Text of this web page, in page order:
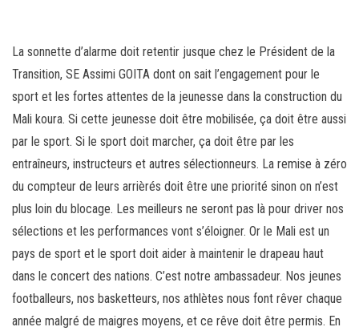
La sonnette d’alarme doit retentir jusque chez le Président de la
Transition, SE Assimi GOITA dont on sait l’engagement pour le
sport et les fortes attentes de la jeunesse dans la construction du
Mali koura. Si cette jeunesse doit être mobilisée, ça doit être aussi
par le sport. Si le sport doit marcher, ça doit être par les
entraîneurs, instructeurs et autres sélectionneurs. La remise à zéro
du compteur de leurs arrièrés doit être une priorité sinon on n’est
plus loin du blocage. Les meilleurs ne seront pas là pour driver nos
sélections et les performances vont s’éloigner. Or le Mali est un
pays de sport et le sport doit aider à maintenir le drapeau haut
dans le concert des nations. C’est notre ambassadeur. Nos jeunes
footballeurs, nos basketteurs, nos athlètes nous font rêver chaque
année malgré de maigres moyens, et ce rêve doit être permis. En